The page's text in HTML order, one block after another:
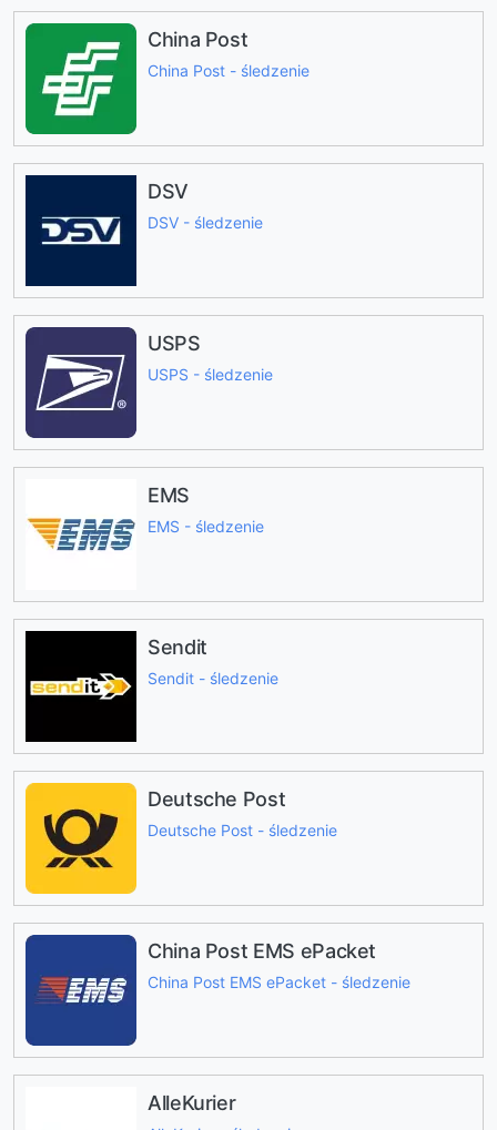
China Post
China Post - śledzenie
DSV
DSV - śledzenie
USPS
USPS - śledzenie
EMS
EMS - śledzenie
Sendit
Sendit - śledzenie
Deutsche Post
Deutsche Post - śledzenie
China Post EMS ePacket
China Post EMS ePacket - śledzenie
AlleKurier